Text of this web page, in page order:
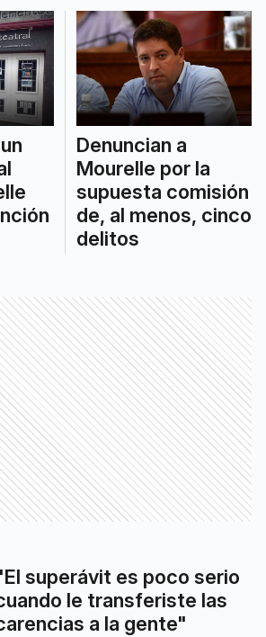
Denuncian a
Mourelle por la
supuesta comisión
de, al menos, cinco
delitos
superávit es poco serio
le transferiste las
a la gente"